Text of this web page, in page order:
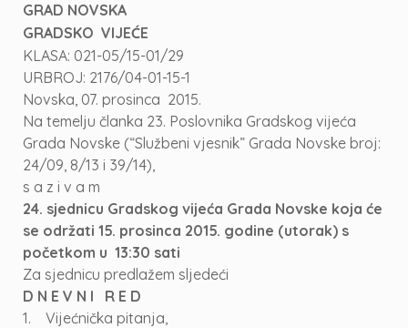
GRAD NOVSKA
GRADSKO VIJEĆE
KLASA: 021-05/15-01/29
URBROJ: 2176/04-01-15-1
Novska, 07. prosinca 2015.
Na temelju članka 23. Poslovnika Gradskog vijeća
Grada Novske (“Službeni vjesnik” Grada Novske broj:
24/09, 8/13 i 39/14),
s a z i v a m
24. sjednicu Gradskog vijeća Grada Novske koja će
se održati 15. prosinca 2015. godine (utorak) s
početkom u 13:30 sati
Za sjednicu predlažem sljedeći
D N E V N I R E D
1. Vijećnička pitanja,